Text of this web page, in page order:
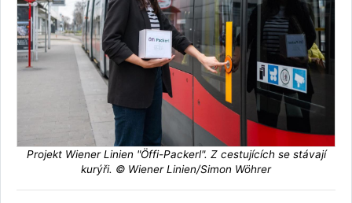
Projekt Wiener Linien "Öffi-Packerl". Z cestujících se stávají
kurýři. © Wiener Linien/Simon Wöhrer